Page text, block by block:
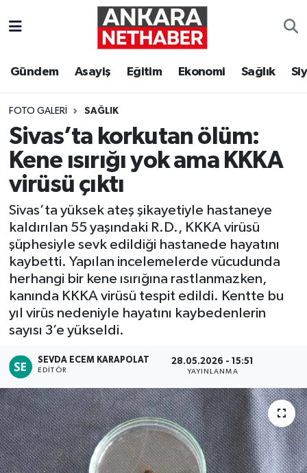
Gündem Asayiş Eğitim Ekonomi Sağlık
FOTO GALERI SAĞLIK
Sivas’ta korkutan ölüm:
Kene ısırığı yok ama KKKA
virüsü çıktı
Sivas’ta yüksek ateş şikayetiyle hastaneye
kaldırılan 55 yaşındaki R.D., KKKA virüsü
şüphesiyle sevk edildiği hastanede hayatını
kaybetti. Yapılan incelemelerde vücudunda
herhangi bir kene ısırığına rastlanmazken,
kanında KKKA virüsü tespit edildi. Kentte bu
yıl virüs nedeniyle hayatını kaybedenlerin
sayısı 3’e yükseldi.
SEVDA ECEM KARAPOLAT
EDITÖR
28.05.2026 - 15:51
YAYINLANMA
Ekonomi
Gündem
Kim Kimdir Nereli
Resmi İlanlar
Sağlık
Siyaset
Spor
Teknoloji
Yaşam
Ankara Hava Durumu
Tüm Manşetler
Son Dakika Haberleri
Haber Arşivi